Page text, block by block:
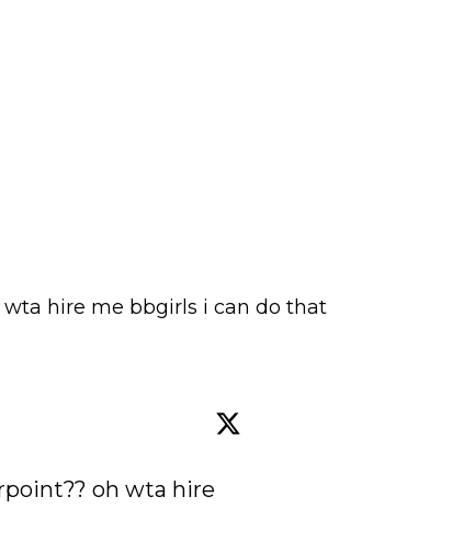
wta hire me bbgirls i can do that
oh wta hire